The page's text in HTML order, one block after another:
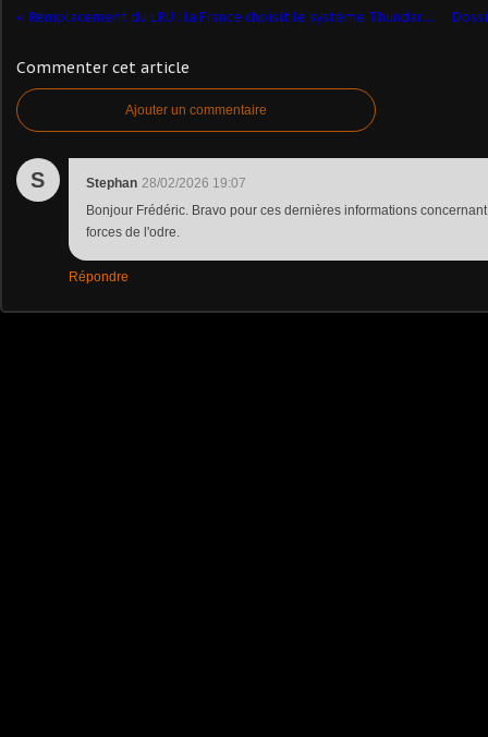
Remplacement du LRU : la France choisit le système Thundart de MBDA et Safran ​
Commenter cet article
Ajouter un commentaire
S Stephan 28/02/2026 19:07
Bonjour Frédéric. Bravo pour ces dernières informations
forces de l'odre.
Répondre